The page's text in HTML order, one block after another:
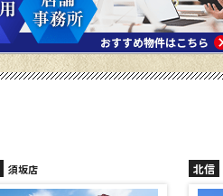
長野稲田店 北信